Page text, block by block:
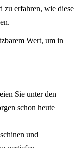
zu erfahren, wie diese
Wert, um in
Sie unter den
schon heute
und